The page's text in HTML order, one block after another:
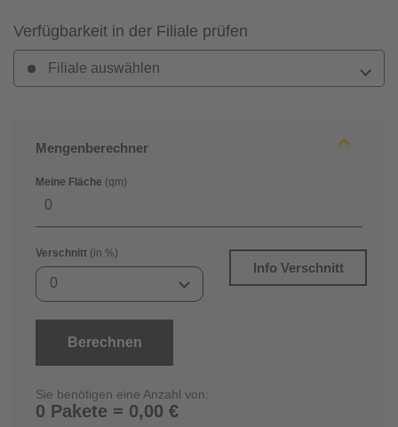
Verfügbarkeit in der Filiale prüfen
Filiale auswählen
Mengenberechner
Meine Fläche (qm)
Verschnitt (in %)
0
Info Verschnitt
Berechnen
Sie benötigen eine Anzahl von:
0 Pakete = 0,00 €